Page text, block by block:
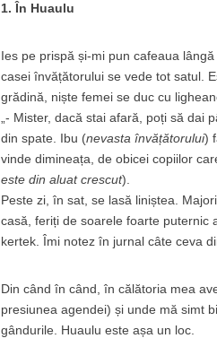
1. În Huaulu
Ies pe prispă și-mi pun cafeaua
casei învățătorului se vede tot satul.
grădină, niște femei se duc cu
„- Mister, dacă stai afară, poți să dai
din spate. Ibu (nevasta învățătorului)
vinde dimineața, de obicei copiilor
este din aluat crescut).
Peste zi, în sat, se lasă liniștea.
casă, feriți de soarele foarte puternic
kertek. Îmi notez în jurnal câte ceva
Din când în când, în călătoria mea
presiunea agendei) și unde mă simt
gândurile. Huaulu este așa un loc.